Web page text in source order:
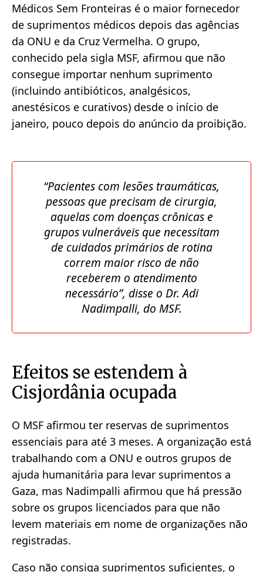
Médicos Sem Fronteiras é o maior fornecedor
de suprimentos médicos depois das agências
da ONU e da Cruz Vermelha. O grupo,
conhecido pela sigla MSF, afirmou que não
consegue importar nenhum suprimento
(incluindo antibióticos, analgésicos,
anestésicos e curativos) desde o início de
janeiro, pouco depois do anúncio da proibição.
“Pacientes com lesões traumáticas,
pessoas que precisam de cirurgia,
aquelas com doenças crônicas e
grupos vulneráveis ​​que necessitam
de cuidados primários de rotina
correm maior risco de não
receberem o atendimento
necessário”, disse o Dr. Adi
Nadimpalli, do MSF.
Efeitos se estendem à
Cisjordânia ocupada
O MSF afirmou ter reservas de suprimentos
essenciais para até 3 meses. A organização está
trabalhando com a ONU e outros grupos de
ajuda humanitária para levar suprimentos a
Gaza, mas Nadimpalli afirmou que há pressão
sobre os grupos licenciados para que não
levem materiais em nome de organizações não
registradas.
Caso não consiga suprimentos suficientes, o